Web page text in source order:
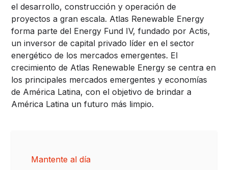
el desarrollo, construcción y operación de
proyectos a gran escala. Atlas Renewable Energy
forma parte del Energy Fund IV, fundado por Actis,
un inversor de capital privado líder en el sector
energético de los mercados emergentes. El
crecimiento de Atlas Renewable Energy se centra en
los principales mercados emergentes y economías
de América Latina, con el objetivo de brindar a
América Latina un futuro más limpio.
Mantente al día